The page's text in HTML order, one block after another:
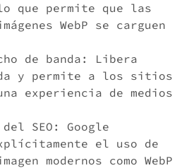
lo que permite que las
WebP se carguen
de banda: Libera
y permite a los sitios
experiencia de medios
SEO: Google
el uso de
modernos como WebP